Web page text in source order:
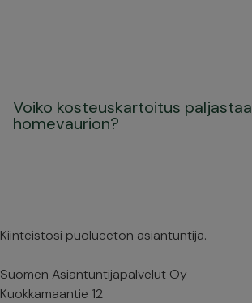
Voiko kosteuskartoitus paljastaa
homevaurion?
Kiinteistösi puolueeton asiantuntija.
Suomen Asiantuntijapalvelut Oy
Kuokkamaantie 12